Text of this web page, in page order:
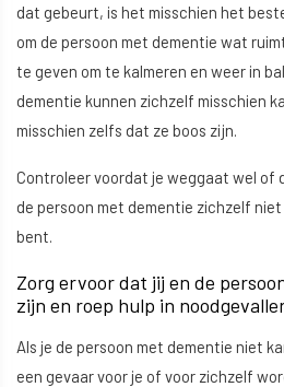
dat gebeurt, is het misschien het
om de persoon met dementie wat
te geven om te kalmeren en weer in
dementie kunnen zichzelf misschien
misschien zelfs dat ze boos zijn.
Controleer voordat je weggaat wel of
de persoon met dementie zichzelf
bent.
Zorg ervoor dat jij en de
zijn en roep hulp in
Als je de persoon met dementie niet
een gevaar voor je of voor zichzelf